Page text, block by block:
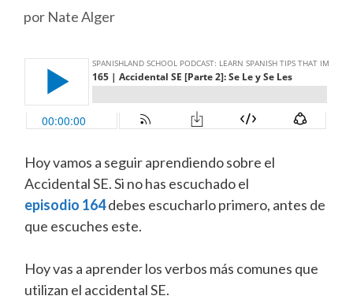
por Nate Alger
Hoy vamos a seguir aprendiendo sobre el
Accidental SE. Si no has escuchado el
episodio 164debes escucharlo primero, antes de
que escuches este.
Hoy vas a aprender los verbos más comunes que
utilizan el accidental SE.